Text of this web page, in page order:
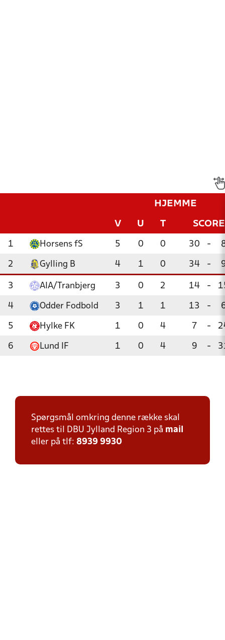
HJEMME
V U T SCORE
1 Horsens fS 5 0 0 30 -
2 Gylling B 4 1 0 34 -
3 AIA/Tranbjerg 3 0 2 14 -
4 Odder Fodbold 3 1 1 13 -
5 Hylke FK 1 0 4 7 -
6 Lund IF 1 0 4 9 -
Spørgsmål omkring denne række skal
rettes til DBU Jylland Region 3 på mail
eller på tlf: 8939 9930